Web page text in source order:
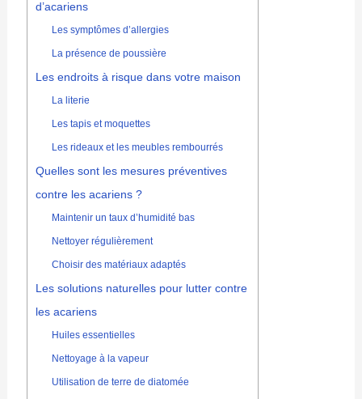
d’acariens
Les symptômes d’allergies
La présence de poussière
Les endroits à risque dans votre maison
La literie
Les tapis et moquettes
Les rideaux et les meubles rembourrés
Quelles sont les mesures préventives
contre les acariens ?
Maintenir un taux d’humidité bas
Nettoyer régulièrement
Choisir des matériaux adaptés
Les solutions naturelles pour lutter contre
les acariens
Huiles essentielles
Nettoyage à la vapeur
Utilisation de terre de diatomée